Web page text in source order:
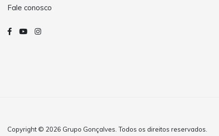
Fale conosco
Copyright © 2026 Grupo Gonçalves. Todos os direitos reservados.